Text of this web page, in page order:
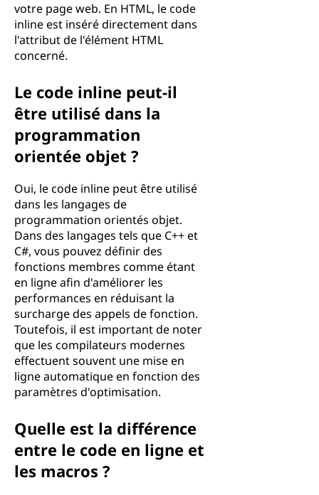
votre page web. En HTML, le code
inline est inséré directement dans
l'attribut de l'élément HTML
concerné.
Le code inline peut-il
être utilisé dans la
programmation
orientée objet ?
Oui, le code inline peut être utilisé
dans les langages de
programmation orientés objet.
Dans des langages tels que C++ et
C#, vous pouvez définir des
fonctions membres comme étant
en ligne afin d'améliorer les
performances en réduisant la
surcharge des appels de fonction.
Toutefois, il est important de noter
que les compilateurs modernes
effectuent souvent une mise en
ligne automatique en fonction des
paramètres d'optimisation.
Quelle est la différence
entre le code en ligne et
les macros ?